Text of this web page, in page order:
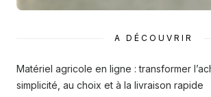
A DÉCOUVRIR
Matériel agricole en ligne : transformer
simplicité, au choix et à la livraison rapide